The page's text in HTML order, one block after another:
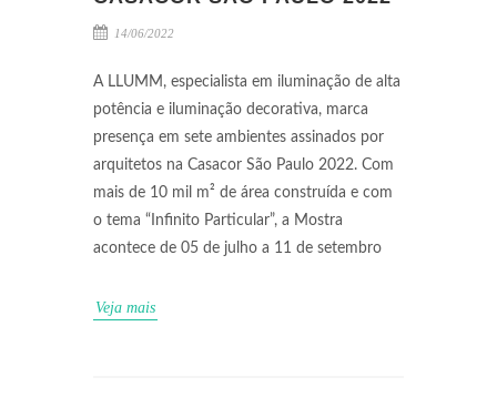
14/06/2022
A LLUMM, especialista em iluminação de alta
potência e iluminação decorativa, marca
presença em sete ambientes assinados por
arquitetos na Casacor São Paulo 2022. Com
mais de 10 mil m² de área construída e com
o tema “Infinito Particular”, a Mostra
acontece de 05 de julho a 11 de setembro
Veja mais